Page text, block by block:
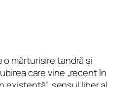
o mărturisire tandră și
care vine „recent în